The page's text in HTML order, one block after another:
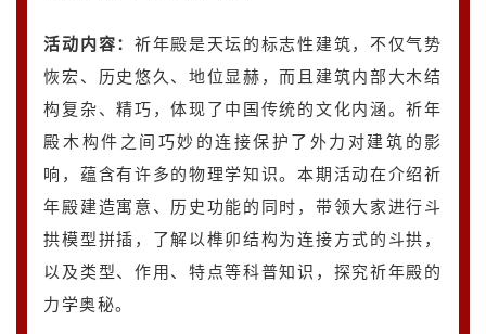
活动内容： 祈年殿是天坛的标志性建筑，不仅气势
恢宏、历史悠久、地位显赫，而且建筑内部大木结
构复杂、精巧，体现了中国传统的文化内涵。祈年
殿木构件之间巧妙的连接保护了外力对建筑的影
响，蕴含有许多的物理学知识。本期活动在介绍祈
年殿建造寓意、历史功能的同时，带领大家进行斗
拱模型拼插，了解以榫卯结构为连接方式的斗拱，
以及类型、作用、特点等科普知识，探究祈年殿的
力学奥秘。